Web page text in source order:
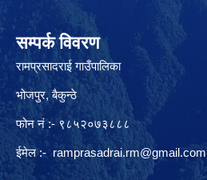
सम्पर्क विवरण
रामप्रसादराई गाउँपालिका
भोजपुर, बैकुन्ठे
फोन नं :- ९८५२०७३८८८
ईमेल :-ramprasadrai.rm@gmail.com